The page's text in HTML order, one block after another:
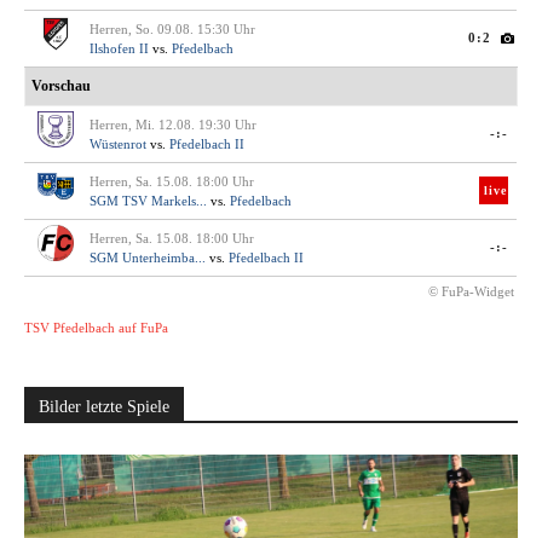
Herren, So. 09.08. 15:30 Uhr
Ilshofen II vs. Pfedelbach
0:2
Vorschau
Herren, Mi. 12.08. 19:30 Uhr
Wüstenrot vs. Pfedelbach II
-:-
Herren, Sa. 15.08. 18:00 Uhr
SGM TSV Markels...
vs. Pfedelbach
live
Herren, Sa. 15.08. 18:00 Uhr
SGM Unterheimba...
vs. Pfedelbach II
-:-
© FuPa-Widget
TSV Pfedelbach auf FuPa
Bilder letzte Spiele